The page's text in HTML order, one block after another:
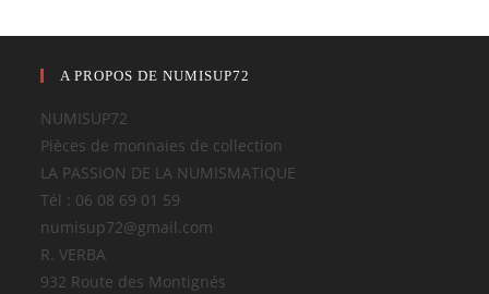
A PROPOS DE NUMISUP72
NUMISUP72
Pièces de monnaies de collection
LA PASSION DE LA NUMISMATIQUE
Tél : 06 08 69 01 59
numisup72@gmail.com
R. VERBA
932 Route des Montignés